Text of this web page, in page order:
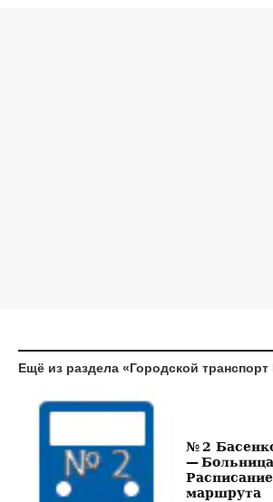
Ещё из раздела «Городской транспорт
№ 2
—
маршрута